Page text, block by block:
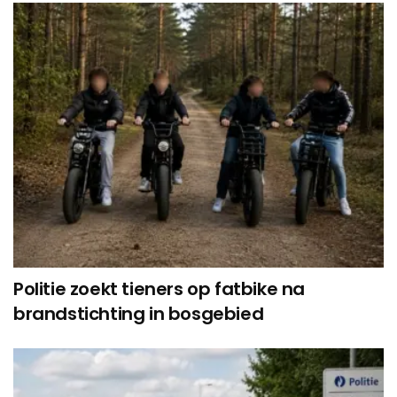
Politie zoekt tieners op fatbike na
brandstichting in bosgebied